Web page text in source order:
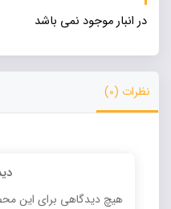
در انبار موجود نمی باشد
نظرات (0)
هیچ دیدگاهی برای این